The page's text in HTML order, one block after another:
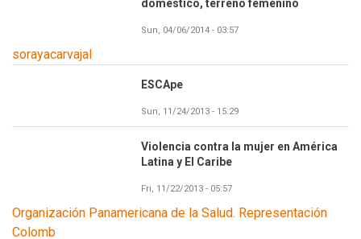
doméstico, terreno femenino
Sun, 04/06/2014 - 03:57
sorayacarvajal
ESCApe
Sun, 11/24/2013 - 15:29
Violencia contra la mujer en América
Latina y El Caribe
Fri, 11/22/2013 - 05:57
Organización Panamericana de la Salud. Representación
Colomb